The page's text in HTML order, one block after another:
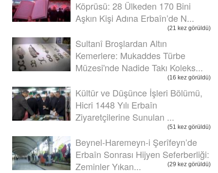
Köprüsü: 28 Ülkeden 170 Bini
Aşkın Kişi Adına Erbaîn’de N...
(21 kez görüldü)
Sultanî Broşlardan Altın
Kemerlere: Mukaddes Türbe
Müzesi'nde Nadide Takı Koleks...
(16 kez görüldü)
Kültür ve Düşünce İşleri Bölümü,
Hicri 1448 Yılı Erbaîn
Ziyaretçilerine Sunulan ...
(51 kez görüldü)
Beynel-Haremeyn-i Şerîfeyn’de
Erbaîn Sonrası Hijyen Seferberliği:
Zeminler Yıkan...
(29 kez görüldü)